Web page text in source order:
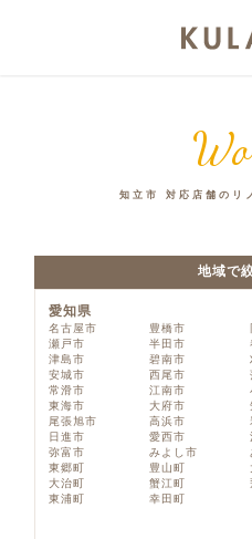
知立市 対応店舗のリ
地域で
愛知県
名古屋市 豊橋市
瀬戸市
半田市
津島市
碧南市
安城市
西尾市
常滑市
江南市
東海市
大府市
尾張旭市
高浜市
日進市
愛西市
弥富市
みよし市
東郷町
豊山町
大治町
蟹江町
東浦町
幸田町